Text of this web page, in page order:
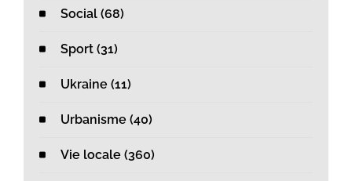
Social (68)
Sport (31)
Ukraine (11)
Urbanisme (40)
Vie locale (360)